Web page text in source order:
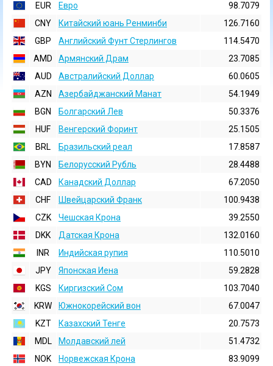
EUR
Евро
98.7079
CNY
Китайский юань Ренминби
126.7160
GBP
Английский Фунт Стерлингов
114.5470
AMD
Армянский Драм
23.7085
AUD
Австралийский Доллар
60.0605
AZN
Азербайджанский Манат
54.1949
BGN
Болгарский Лев
50.3376
HUF
Венгерский Форинт
25.1505
BRL
Бразильский реал
17.8587
BYN
Белорусский Рубль
28.4488
CAD
Канадский Доллар
67.2050
CHF
Швейцарский Франк
100.9438
CZK
Чешская Крона
39.2550
DKK
Датская Крона
132.0160
INR
Индийская pупия
110.5010
JPY
Японская Иена
59.2828
KGS
Киргизский Сом
103.7040
KRW
Южнокорейский вон
67.0047
KZT
Казахский Тенге
20.7573
MDL
Молдавский лей
51.4732
NOK
Норвежская Крона
83.9099